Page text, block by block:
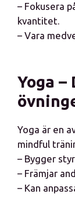
– Fokusera
kvantitet.
– Vara
Yoga
Yoga är en
mindful
– Bygger
– Främjar
– Kan